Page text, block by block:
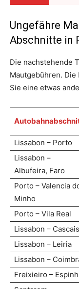
Ungefähre
Abschnitte in
Die nachstehende
Mautgebühren.
Sie eine etwas
Lissabon – Porto
Lissabon –
Albufeira, Faro
Porto – Valencia
Minho
Porto – Vila Real
Lissabon – Cascais
Lissabon – Leiria
Lissabon –
Freixieiro –